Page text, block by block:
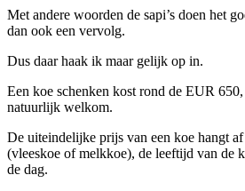
Met andere woorden de sapi’s doen het
dan ook een vervolg.
Dus daar haak ik maar gelijk op in.
Een koe schenken kost rond de EUR
natuurlijk welkom.
De uiteindelijke prijs van een koe hangt
(vleeskoe of melkkoe), de leeftijd van de
de dag.